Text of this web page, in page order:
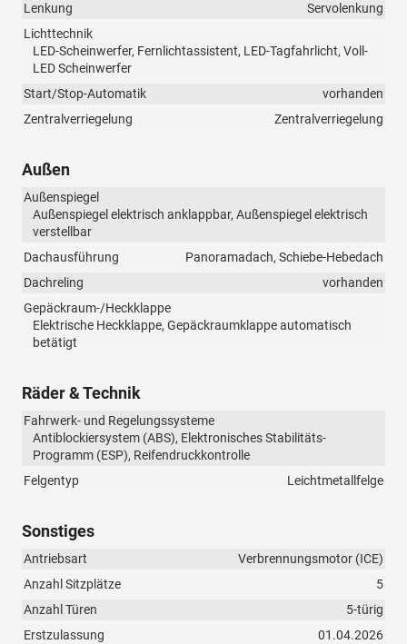
Lenkung
Servolenkung
Lichttechnik
LED-Scheinwerfer, Fernlichtassistent, LED-Tagfahrlicht, Voll-
LED Scheinwerfer
Start/Stop-Automatik
vorhanden
Zentralverriegelung
Zentralverriegelung
Außen
Außenspiegel
Außenspiegel elektrisch anklappbar, Außenspiegel elektrisch
verstellbar
Dachausführung
Panoramadach, Schiebe-Hebedach
Dachreling
vorhanden
Gepäckraum-/Heckklappe
Elektrische Heckklappe, Gepäckraumklappe automatisch
betätigt
Räder & Technik
Fahrwerk- und Regelungssysteme
Antiblockiersystem (ABS), Elektronisches Stabilitäts-
Programm (ESP), Reifendruckkontrolle
Felgentyp
Leichtmetallfelge
Sonstiges
Antriebsart
Verbrennungsmotor (ICE)
Anzahl Sitzplätze
5
Anzahl Türen
5-türig
Erstzulassung
01.04.2026